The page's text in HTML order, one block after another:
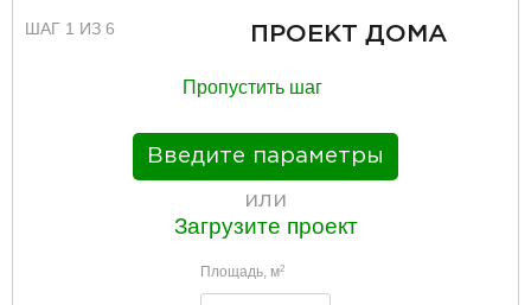
ШАГ 1 ИЗ 6 ПРОЕКТ ДОМА
Пропустить шаг
Введите параметры
или
Загрузите проект
Площадь, м2